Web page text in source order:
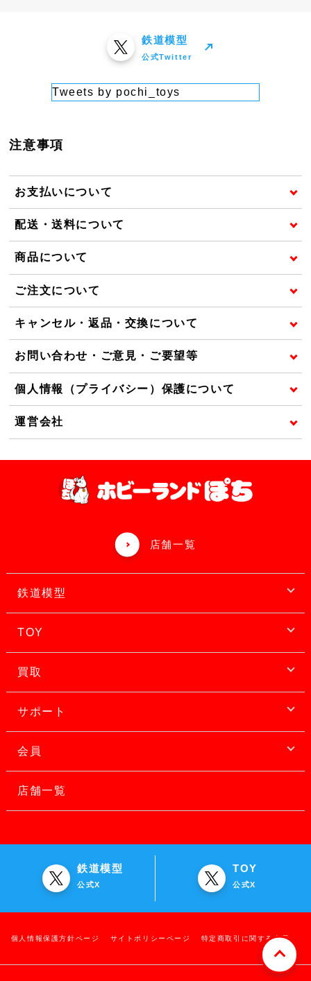
鉄道模型
公式Twitter
Tweets by pochi_toys
注意事項
お支払いについて
配送・送料について
商品について
ご注文について
キャンセル・返品・交換について
お問い合わせ・ご意見・ご要望等
個人情報（プライバシー）保護について
運営会社
店舗一覧
鉄道模型
TOY
買取
サポート
会員
店舗一覧
鉄道模型
公式X
TOY
公式X
個人情報保護方針ページ サイトポリシーページ 特定商取引に関する表示